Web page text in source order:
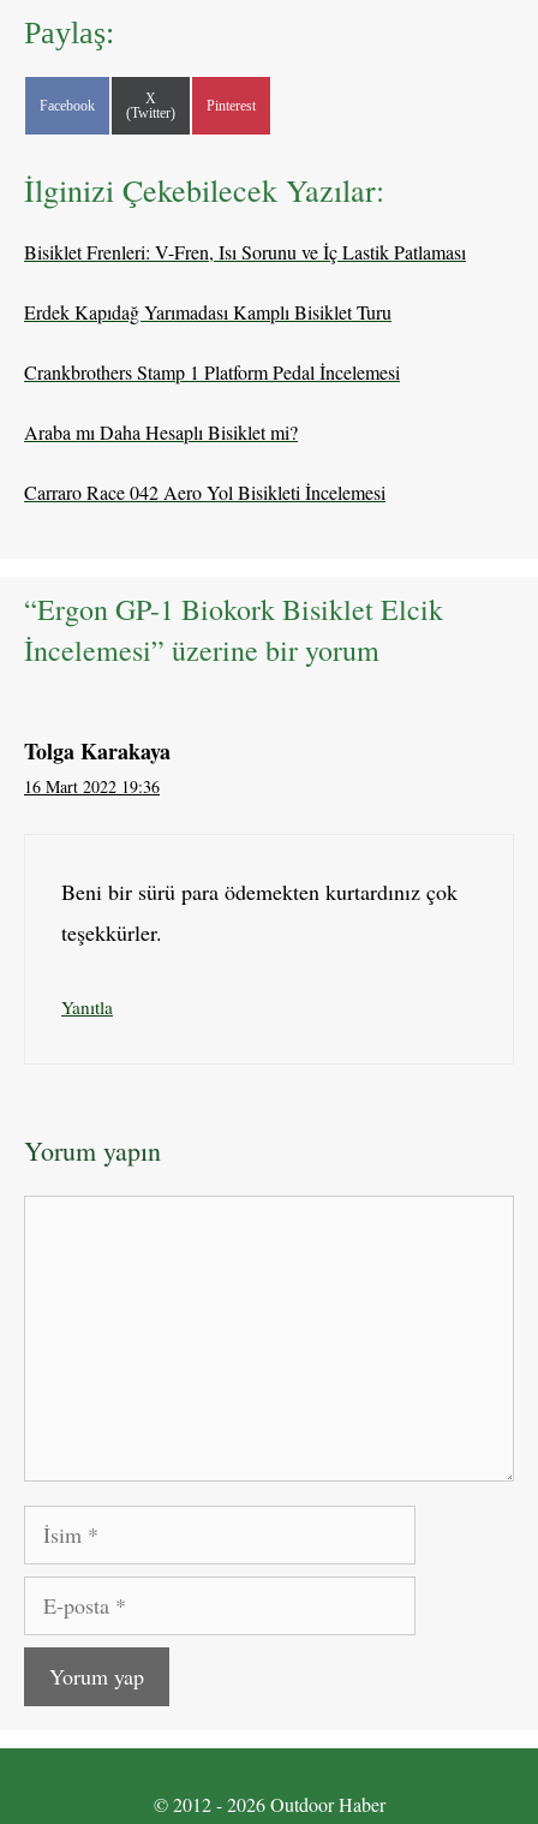
Paylaş:
Share
Facebook
Share
on
X
(Twitter)
Share
Pinterest
İlginizi Çekebilecek Yazılar:
Bisiklet Frenleri: V-Fren, Isı Sorunu ve İç Lastik Patlaması
Erdek Kapıdağ Yarımadası Kamplı Bisiklet Turu
Crankbrothers Stamp 1 Platform Pedal İncelemesi
Araba mı Daha Hesaplı Bisiklet mi?
Carraro Race 042 Aero Yol Bisikleti İncelemesi
“Ergon GP-1 Biokork Bisiklet Elcik
İncelemesi” üzerine bir yorum
Tolga Karakaya
16 Mart 2022 19:36
Beni bir sürü para ödemekten kurtardınız çok
teşekkürler.
Yanıtla
Yorum yapın
İsim
posta
© 2012 - 2026 Outdoor Haber